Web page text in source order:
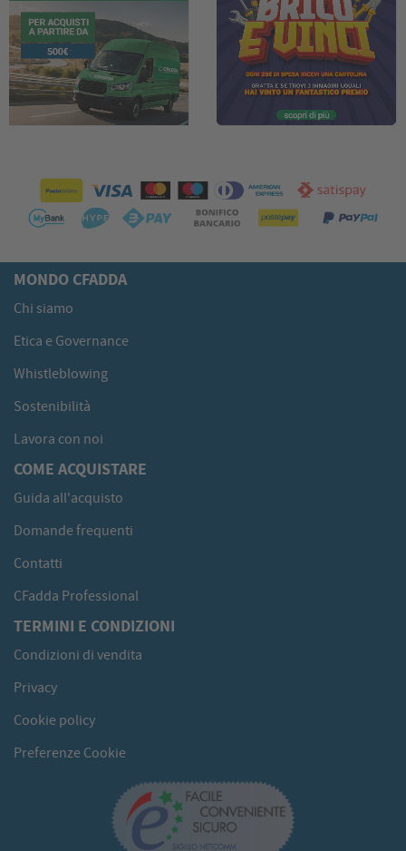
MONDO CFADDA
Chi siamo
Etica e Governance
Whistleblowing
Sostenibilità
Lavora con noi
COME ACQUISTARE
Guida all'acquisto
Domande frequenti
Contatti
CFadda Professional
TERMINI E CONDIZIONI
Condizioni di vendita
Privacy
Cookie policy
Preferenze Cookie